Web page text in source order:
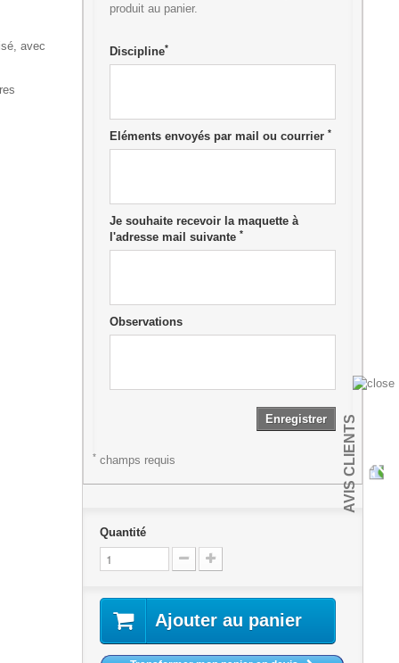
avec
produit au panier.
Discipline*
Eléments envoyés par mail ou courrier *
Je souhaite recevoir la maquette à
l'adresse mail suivante *
Observations
Enregistrer
* champs requis
Quantité
Ajouter au panier
AVIS CLIENTS